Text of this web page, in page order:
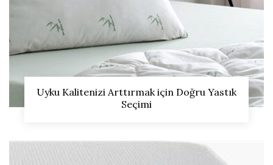
Uyku Kalitenizi Arttırmak için Doğru Yastık
Seçimi